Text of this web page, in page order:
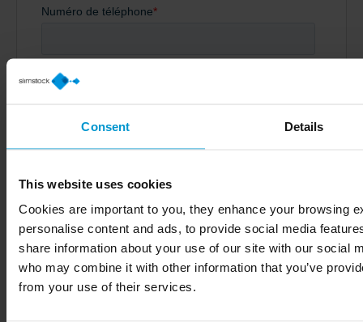
Consent Details
This website uses cookies
Cookies are important to you, they enhance your browsing
personalise content and ads, to provide social media
share information about your use of our site with our social
who may combine it with other information that you’ve
from your use of their services.